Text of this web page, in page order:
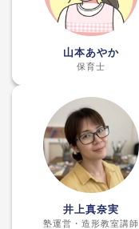
山本あやか
保育士
井上真奈実
塾運営・造形教室講師